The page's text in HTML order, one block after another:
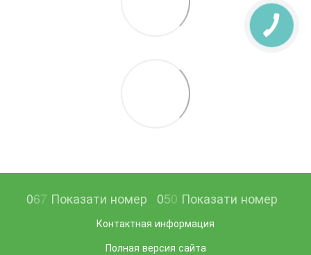
067 Показати номер 050 Показати номер
Контактная информация
Полная версия сайта